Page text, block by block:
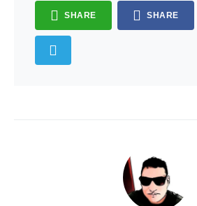
SHARE SHARE